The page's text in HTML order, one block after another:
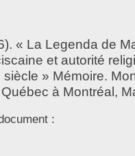
« La Legenda de
et autorité
siècle » Mémoire.
à Montréal,
: